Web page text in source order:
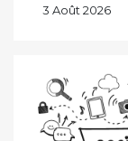
3 Août 2026